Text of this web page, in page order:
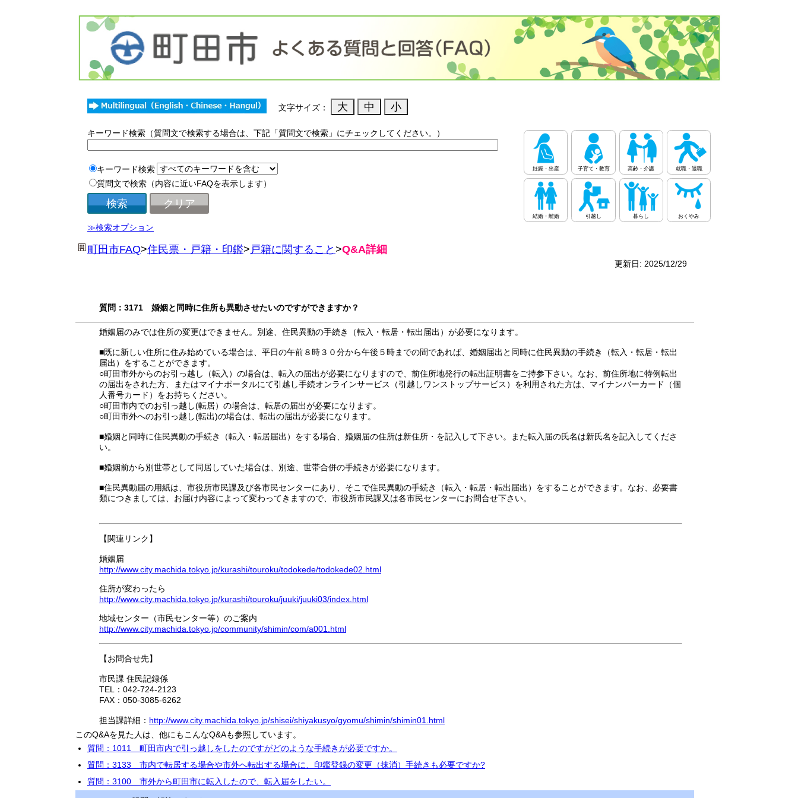
文字サイズ：
キーワード検索（質問文で検索する場合は、下記「質問文で検索」にチェックしてください。）
キーワード検索
質問文で検索（内容に近いFAQを表示します）
≫検索オプション
町田市FAQ>住民票・戸籍・印鑑> 戸籍に関すること >Q&A詳細
更新日: 2025/12/29
質問：3171 婚姻と同時に住所も異動させたいのですができますか？
婚姻届のみでは住所の変更はできません。別途、住民異動の手続き（転入・転居・転出届出）が必要になります。
■既に新しい住所に住み始めている場合は、平日の午前８時３０分から午後５時までの間であれば、婚姻届出と同時に住民異動の手続き（転入・転居・転出
届出）をすることができます。
○町田市外からのお引っ越し（転入）の場合は、転入の届出が必要になりますので、前住所地発行の転出証明書をご持参下さい。なお、前住所地に特例転出
の届出をされた方、またはマイナポータルにて引越し手続オンラインサービス（引越しワンストップサービス）を利用された方は、マイナンバーカード（個
人番号カード）をお持ちください。
○町田市内でのお引っ越し(転居）の場合は、転居の届出が必要になります。
○町田市外へのお引っ越し(転出)の場合は、転出の届出が必要になります。
■婚姻と同時に住民異動の手続き（転入・転居届出）をする場合、婚姻届の住所は新住所・を記入して下さい。また転入届の氏名は新氏名を記入してくださ
い。
■婚姻前から別世帯として同居していた場合は、別途、世帯合併の手続きが必要になります。
■住民異動届の用紙は、市役所市民課及び各市民センターにあり、そこで住民異動の手続き（転入・転居・転出届出）をすることができます。なお、必要書
類につきましては、お届け内容によって変わってきますので、市役所市民課又は各市民センターにお問合せ下さい。
【関連リンク】
婚姻届
http://www.city.machida.tokyo.jp/kurashi/touroku/todokede/todokede02.html
住所が変わったら
http://www.city.machida.tokyo.jp/kurashi/touroku/juuki/juuki03/index.html
地域センター（市民センター等）のご案内
http://www.city.machida.tokyo.jp/community/shimin/com/a001.html
【お問合せ先】
市民課 住民記録係
TEL：042-724-2123
FAX：050-3085-6262
担当課詳細： http://www.city.machida.tokyo.jp/shisei/shiyakusyo/gyomu/shimin/shimin01.html
このQ&Aを見た人は、他にもこんなQ&Aも参照しています。
質問：1011 町田市内で引っ越しをしたのですがどのような手続きが必要ですか。
質問：3133 市内で転居する場合や市外へ転出する場合に、印鑑登録の変更（抹消）手続きも必要ですか?
質問：3100 市外から町田市に転入したので、転入届をしたい。
妊娠・出産 子育て・教育 高齢・介護 就職・退職
結婚・離婚 引越し 暮らし おくやみ